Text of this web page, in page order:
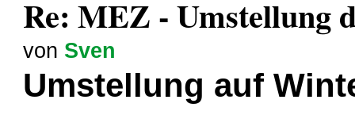
Re: MEZ - Umstellung
von Sven
Umstellung auf